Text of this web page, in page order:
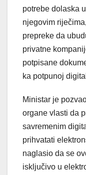
potrebe dolaska
njegovim
prepreke da
privatne
potpisane
ka potpunoj
Ministar je
organe vlasti da
savremenim
prihvatati
naglasio da se
isključivo u